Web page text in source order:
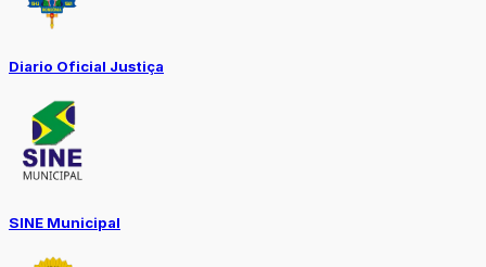
Diario Oficial Justiça
SINE Municipal